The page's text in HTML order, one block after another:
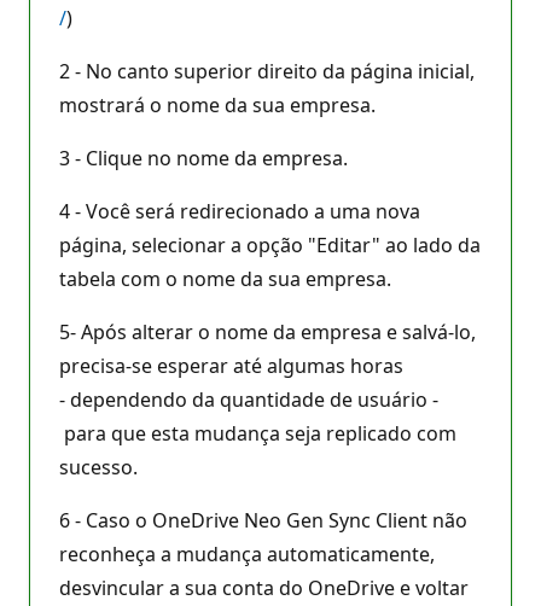
/)
2 - No canto superior direito da página inicial,
mostrará o nome da sua empresa.
3 - Clique no nome da empresa.
4 - Você será redirecionado a uma nova
página, selecionar a opção "Editar" ao lado da
tabela com o nome da sua empresa.
5- Após alterar o nome da empresa e salvá-lo,
precisa-se esperar até algumas horas
- dependendo da quantidade de usuário -
para que esta mudança seja replicado com
sucesso.
6 - Caso o OneDrive Neo Gen Sync Client não
reconheça a mudança automaticamente,
desvincular a sua conta do OneDrive e voltar